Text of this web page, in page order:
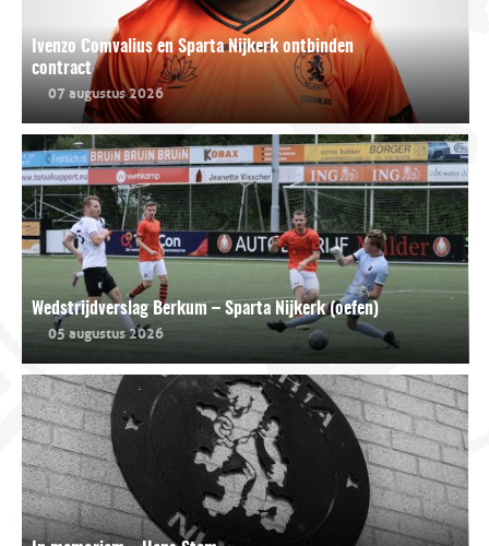
Ivenzo Comvalius en Sparta Nijkerk ontbinden
contract
07 augustus 2026
Wedstrijdverslag Berkum – Sparta Nijkerk (oefen)
05 augustus 2026